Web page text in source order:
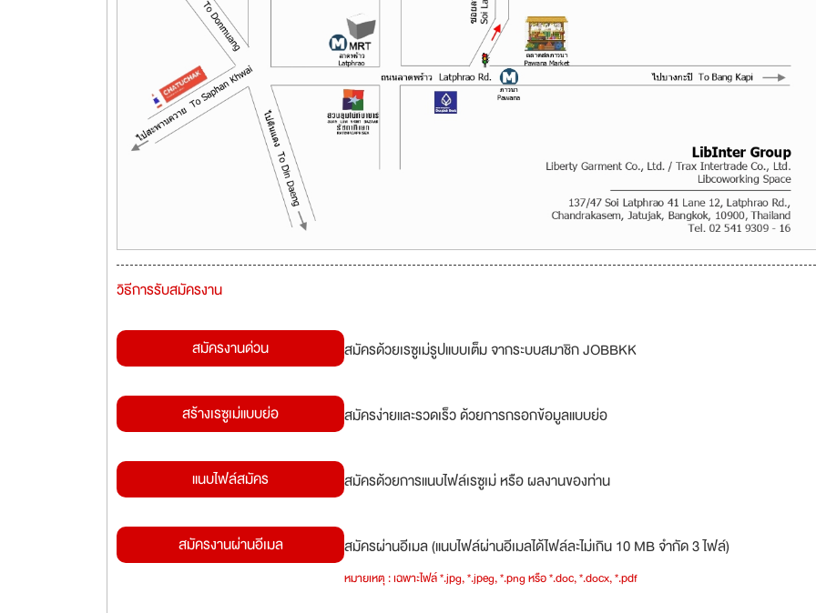
วิธีการรับสมัครงาน
สมัครงานด่วน สมัครด้วยเรซูเม่รูปแบบเต็ม จากระบบสมาชิก JOBBKK
สร้างเรซูเม่แบบย่อ สมัครง่ายและรวดเร็ว ด้วยการกรอกข้อมูลแบบย่อ
แนบไฟล์สมัคร สมัครด้วยการแนบไฟล์เรซูเม่ หรือ ผลงานของท่าน
สมัครงานผ่านอีเมล สมัครผ่านอีเมล (แนบไฟล์ผ่านอีเมลได้ไฟล์ละไม่เกิน 10 MB จำกัด 3 ไฟล์)
หมายเหตุ : เฉพาะไฟล์ *.jpg, *.jpeg, *.png หรือ *.doc, *.docx, *.pdf